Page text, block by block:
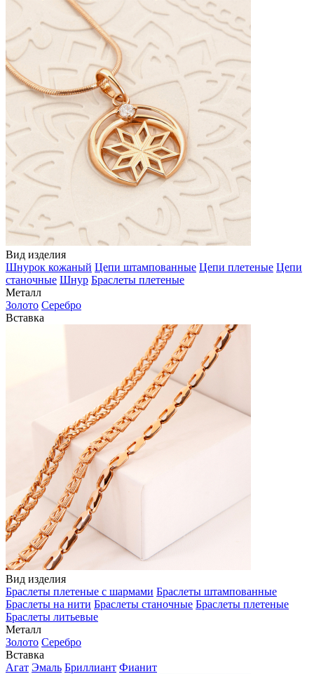
Вид изделия
Шнурок кожаный Цепи штампованные Цепи плетеные Цепи
станочные Шнур Браслеты плетеные
Металл
Золото Серебро
Вставка
Вид изделия
Браслеты плетеные с шармами Браслеты штампованные
Браслеты на нити Браслеты станочные Браслеты плетеные
Браслеты литьевые
Металл
Золото Серебро
Вставка
Агат Эмаль Бриллиант Фианит